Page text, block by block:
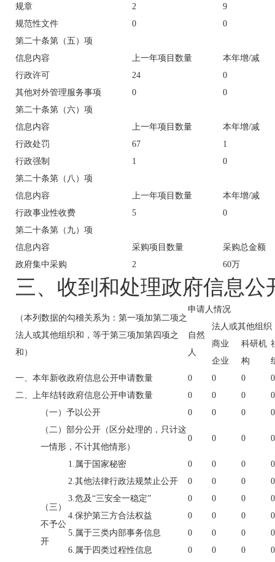
规章
2
9
规范性文件
0
0
第二十条第（五）项
信息内容
上一年项目数量
本年增/减
行政许可
24
0
其他对外管理服务事项
0
0
第二十条第（六）项
信息内容
上一年项目数量
本年增/减
行政处罚
67
1
行政强制
1
0
第二十条第（八）项
信息内容
上一年项目数量
本年增/减
行政事业性收费
5
0
第二十条第（九）项
信息内容
采购项目数量
采购总金额
政府集中采购
2 60万
三、收到和处理政府信息公
（本列数据的勾稽关系为：第一项加第二项之
法人或其他组织和，等于第三项加第四项之
和）
申请人情况
自然
人
法人或其他组织
商业
企业
科研机
构
一、本年新收政府信息公开申请数量
0 0 0
0
二、上年结转政府信息公开申请数量
0 0 0 0
（一）予以公开 0 0 0
0
（二）部分公开（区分处理的，只计这
一情形，不计其他情形）
0 0 0 0
（三）
不予公
开
1.属于国家秘密 0 0 0
0
2.其他法律行政法规禁止公开
0 0 0
0
3.危及“三安全一稳定”
0 0 0
0
4.保护第三方合法权益
0 0 0
0
5.属于三类内部事务信息
0 0 0
0
6.属于四类过程性信息
0 0 0
0